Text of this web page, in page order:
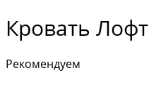
Кровать Лофт
Рекомендуем